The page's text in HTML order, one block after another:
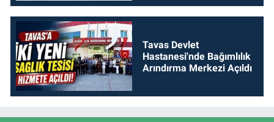
Tavas Devlet
Hastanesi'nde Bağımlılık
Arındırma Merkezi Açıldı